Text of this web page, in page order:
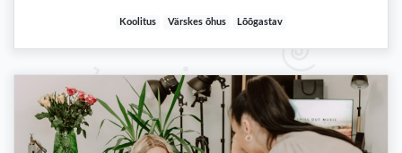
Koolitus Värskes õhus Lõõgastav